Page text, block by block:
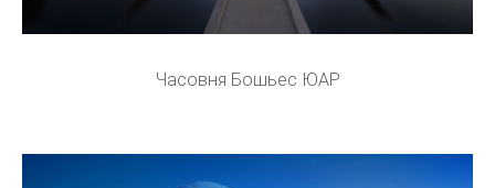
Часовня Бошьес ЮАР